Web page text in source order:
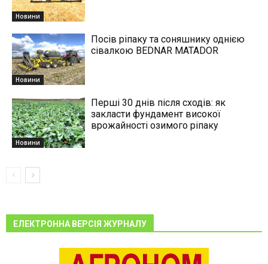
Новини
Новини
Посів ріпаку та соняшнику однією
сівалкою BEDNAR MATADOR
Новини
Перші 30 днів після сходів: як
закласти фундамент високої
врожайності озимого ріпаку
ЕЛЕКТРОННА ВЕРСІЯ ЖУРНАЛУ